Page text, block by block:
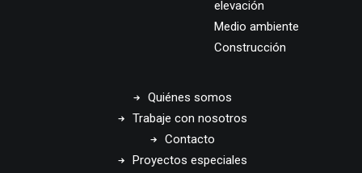
elevación
Medio ambiente
Construcción
Quiénes somos
Trabaje con nosotros
Contacto
Proyectos especiales